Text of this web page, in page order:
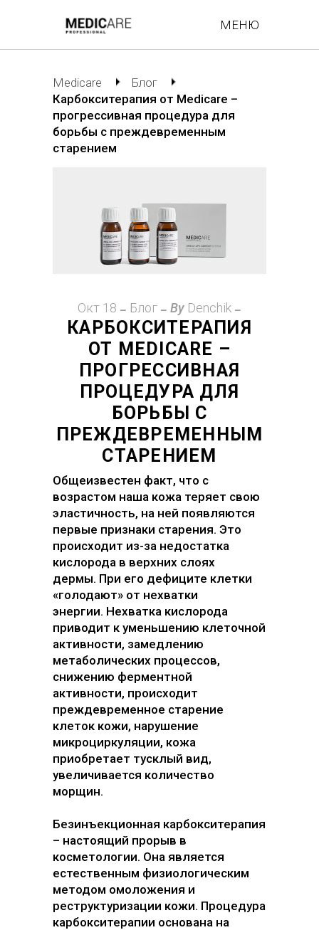
МЕНЮ
Medicare
Блог
Карбокситерапия от Medicare –
прогрессивная процедура для
борьбы с преждевременным
старением
Окт 18 Блог By Denchik
КАРБОКСИТЕРАПИЯ
ОТ MEDICARE –
ПРОГРЕССИВНАЯ
ПРОЦЕДУРА ДЛЯ
БОРЬБЫ С
ПРЕЖДЕВРЕМЕННЫМ
СТАРЕНИЕМ
Общеизвестен факт, что с
возрастом наша кожа теряет свою
эластичность, на ней появляются
первые признаки старения. Это
происходит из-за недостатка
кислорода в верхних слоях
дермы. При его дефиците клетки
«голодают» от нехватки
энергии. Нехватка кислорода
приводит к уменьшению клеточной
активности, замедлению
метаболических процессов,
снижению ферментной
активности, происходит
преждевременное старение
клеток кожи, нарушение
микроциркуляции, кожа
приобретает тусклый вид,
увеличивается количество
морщин.
Безинъекционная карбокситерапия
– настоящий прорыв в
косметологии. Она является
естественным физиологическим
методом омоложения и
реструктуризации кожи. Процедура
карбокситерапии основана на